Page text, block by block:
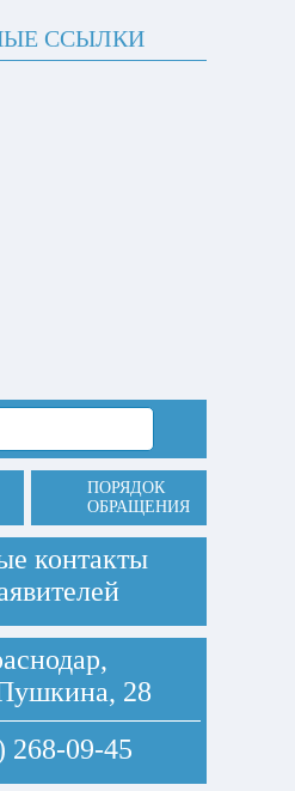
ССЫЛКИ
ПОРЯДОК
ОБРАЩЕНИЯ
контакты
28
268-09-45